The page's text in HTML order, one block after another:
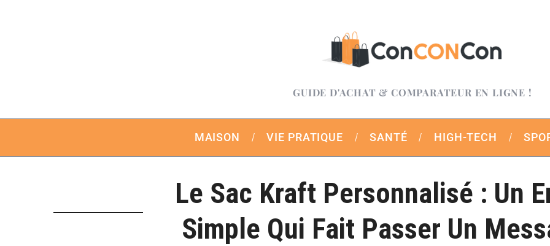
GUIDE D'ACHAT & COMPARATEUR EN LIGNE !
MAISON VIE PRATIQUE SANTÉ HIGH-TECH
Le Sac Kraft Personnalisé : Un
Simple Qui Fait Passer Un